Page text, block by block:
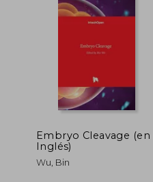
50%
Embryo Cleavage (en
Inglés)
Wu, Bin